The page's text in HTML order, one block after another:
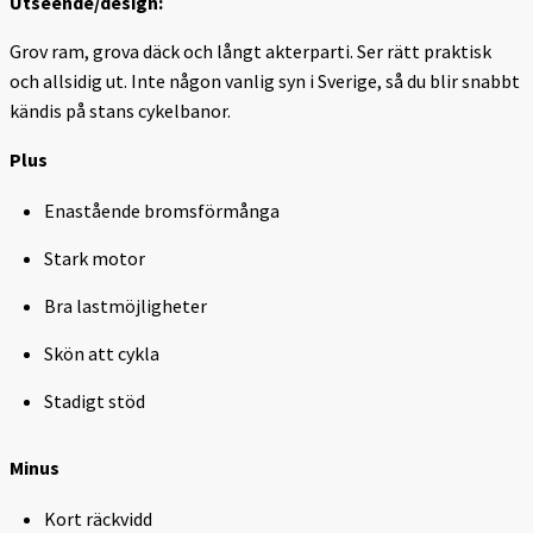
Grov ram, grova däck och långt akterparti. Ser rätt praktisk
och allsidig ut. Inte någon vanlig syn i Sverige, så du blir snabbt
kändis på stans cykelbanor.
Plus
Enastående bromsförmånga
Stark motor
Bra lastmöjligheter
Skön att cykla
Stadigt stöd
Minus
Kort räckvidd